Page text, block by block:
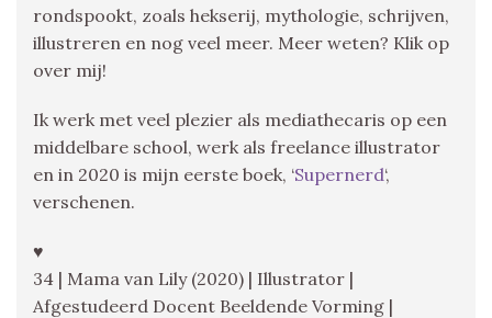
rondspookt, zoals hekserij, mythologie, schrijven,
illustreren en nog veel meer. Meer weten? Klik op
over mij!
Ik werk met veel plezier als mediathecaris op een
middelbare school, werk als freelance illustrator
en in 2020 is mijn eerste boek, ‘Supernerd‘,
verschenen.
♥
34 | Mama van Lily (2020) | Illustrator |
Afgestudeerd Docent Beeldende Vorming |